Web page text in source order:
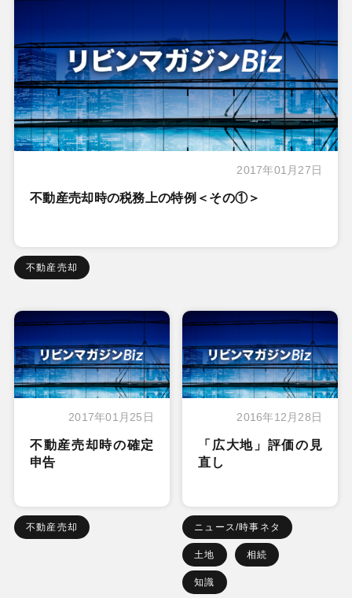
2017年01月27日
不動産売却時の税務上の特例＜その①＞
不動産売却
2017年01月25日
不動産売却時の確定
申告
不動産売却
2016年12月28日
「広大地」評価の見
直し
ニュース/時事ネタ
土地 相続
知識